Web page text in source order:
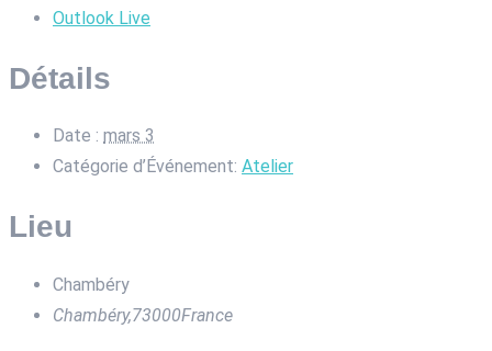
Outlook Live
Détails
Date : mars 3
Catégorie d’Événement: Atelier
Lieu
Chambéry
Chambéry,73000France